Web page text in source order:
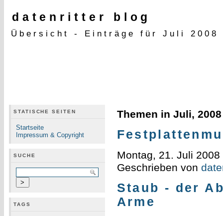
datenritter blog
Übersicht - Einträge für Juli 2008
STATISCHE SEITEN
Startseite
Impressum & Copyright
SUCHE
TAGS
Themen in Juli, 2008
Montag, 21. Juli 2008
Geschrieben von
Staub - der
Arme